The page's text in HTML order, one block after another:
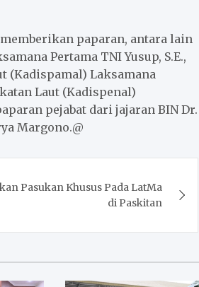
paparan, antara lain
Pertama TNI Yusup, S.E.,
(Kadispamal) Laksamana
Laut (Kadispenal)
pejabat dari jajaran BIN Dr.
Margono.@
Pasukan Khusus Pada LatMa
di Paskitan